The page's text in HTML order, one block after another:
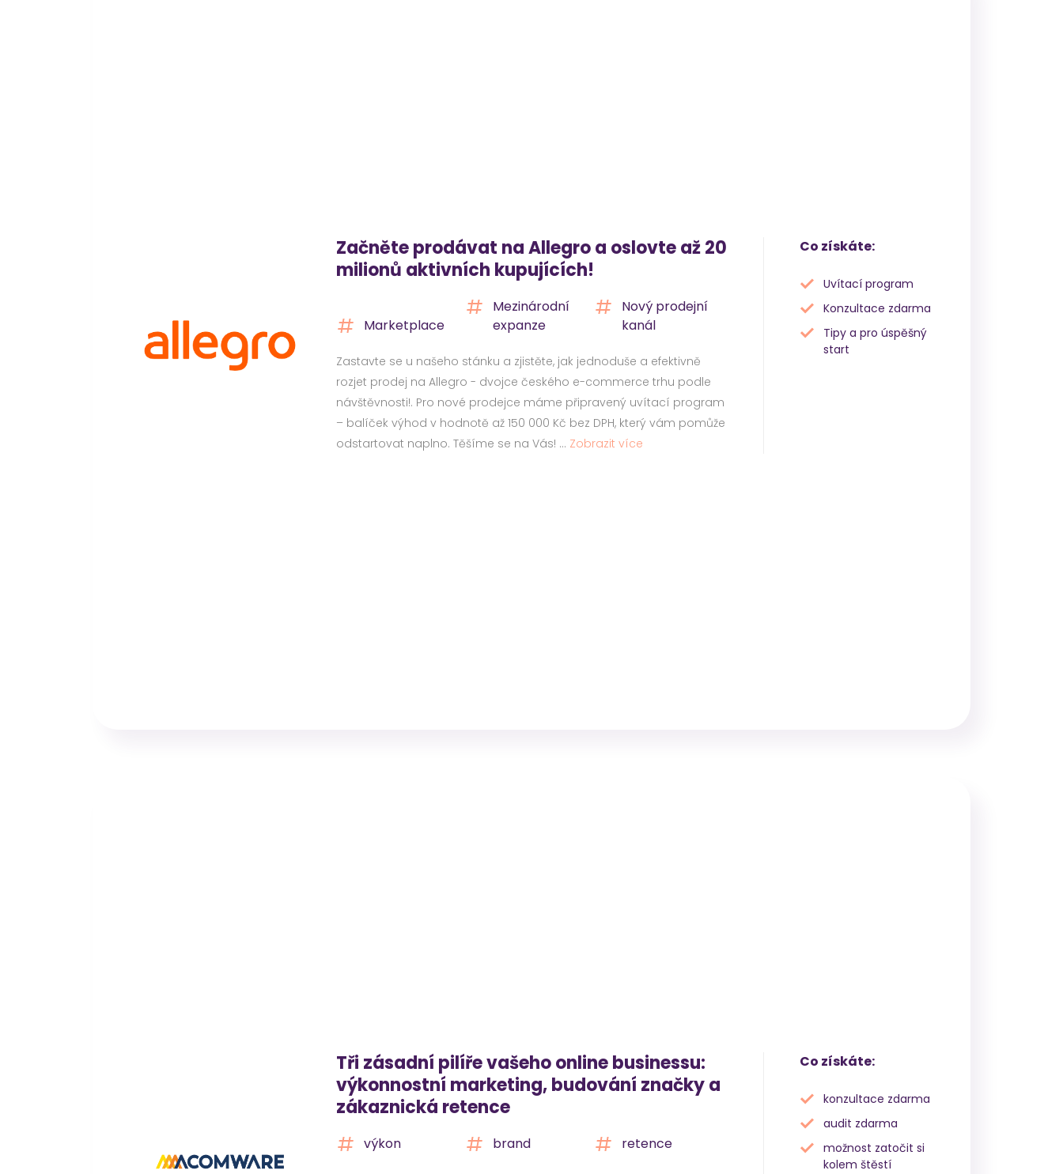
Začněte prodávat na Allegro a oslovte až 20
milionů aktivních kupujících!
Marketplace
Mezinárodní
expanze
Nový prodejní
kanál
Zastavte se u našeho stánku a zjistěte, jak jednoduše a efektivně
rozjet prodej na Allegro - dvojce českého e-commerce trhu podle
návštěvnosti!. Pro nové prodejce máme připravený uvítací program
– balíček výhod v hodnotě až 150 000 Kč bez DPH, který vám pomůže
odstartovat naplno. Těšíme se na Vás! ... Zobrazit více
Co získáte:
Uvítací program
Konzultace zdarma
Tipy a pro úspěšný
start
Tři zásadní pilíře vašeho online businessu:
výkonnostní marketing, budování značky a
zákaznická retence
výkon brand retence
Co získáte:
konzultace zdarma
audit zdarma
možnost zatočit si
kolem štěstí